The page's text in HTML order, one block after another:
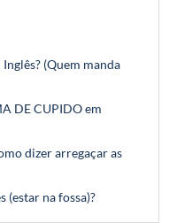
(Quem manda
DE CUPIDO em
dizer arregaçar as
(estar na fossa)?